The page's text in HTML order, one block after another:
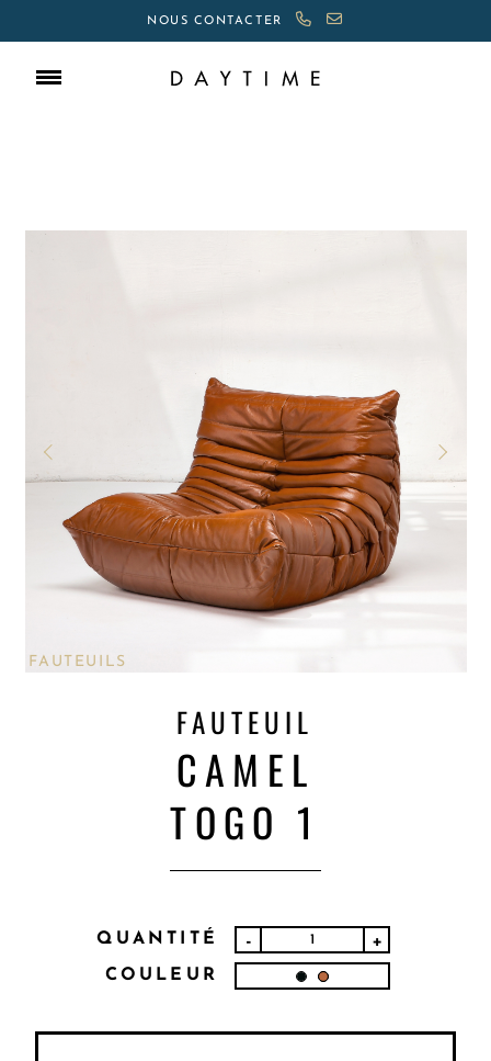
NOUS CONTACTER
FAUTEUILS
FAUTEUIL
CAMEL
TOGO 1
QUANTITÉ - +
COULEUR